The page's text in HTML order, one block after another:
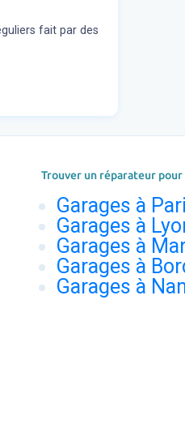
fait par des
Trouver un réparateur
Garages à
Garages à
Garages à
Garages à
Garages à